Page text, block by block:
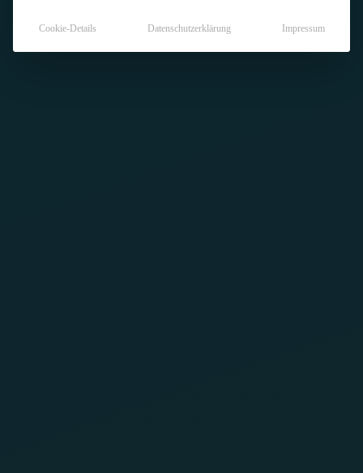
Cookie-Details Datenschutzerklärung Impressum